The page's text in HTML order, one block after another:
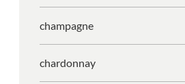
champagne
chardonnay